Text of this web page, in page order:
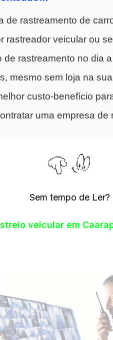
de rastreamento de
rastreador veicular ou
de rastreamento no dia
mesmo sem loja na
custo-benefício
uma empresa de
Sem tempo de Ler?
veicular em